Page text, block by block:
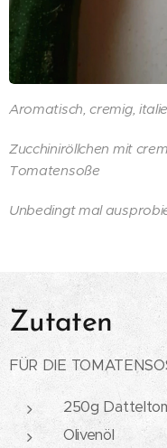
Aromatisch, cremig,
Zucchiniröllchen mit
Tomatensoße 😋
Unbedingt mal
Zutaten
FÜR DIE
250g
Olivenöl